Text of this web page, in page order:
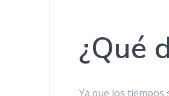
¿Qué
Ya que los